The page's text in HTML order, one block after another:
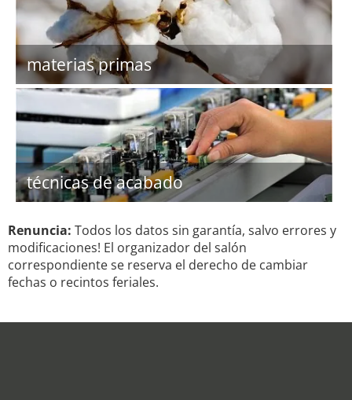
materias primas
técnicas de acabado
Renuncia: Todos los datos sin garantía, salvo errores y
modificaciones! El organizador del salón
correspondiente se reserva el derecho de cambiar
fechas o recintos feriales.